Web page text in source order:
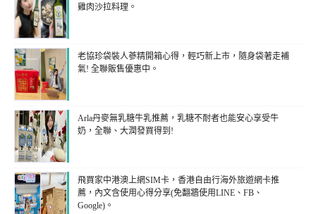
雞肉沙拉料理。
老協珍袋裝人蔘精開箱心得，輕巧新上市，隨身袋著走補
氣! 全聯販售優惠中。
Arla丹麥無乳糖牛乳推薦，乳糖不耐者也能安心享受牛
奶，全聯、大潤發買得到!
飛買家中港澳上網SIM卡，香港自由行海外旅遊網卡推
薦，內文含使用心得分享(免翻牆使用LINE、FB、
Google)。